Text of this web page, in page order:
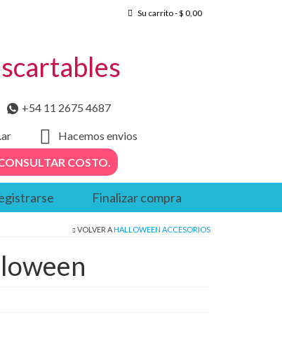
Su carrito-$ 0,00
+54 11 2675 4687
Hacemos envios
COSTO.
Finalizar compra
VOLVER AHALLOWEEN ACCESORIOS